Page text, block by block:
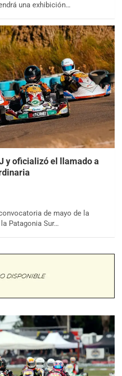
una exhibición…
y oficializó el llamado a
de mayo de la
Patagonia Sur…